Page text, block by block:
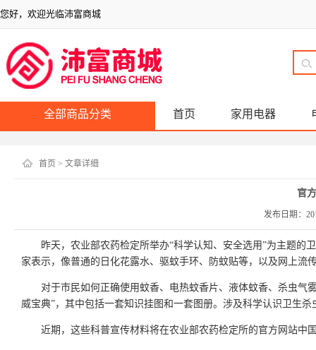
您好，欢迎光临沛富商城
全部商品分类 首页 家用电器
首页 > 文章详细
官
发布日期：
昨天，农业部农药检定所举办“科学认知、安全选用”为主题的
家表示，像普通的日化花露水、驱蚊手环、防蚊贴等，以及网上流
对于市民如何正确使用蚊香、电热蚊香片、液体蚊香、杀虫气
威宝典”，其中包括一套知识挂图和一套图册。涉及科学认识卫生
近期，这些科普宣传材料将在农业部农药检定所的官方网站中